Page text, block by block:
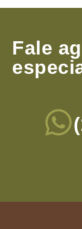
Fale